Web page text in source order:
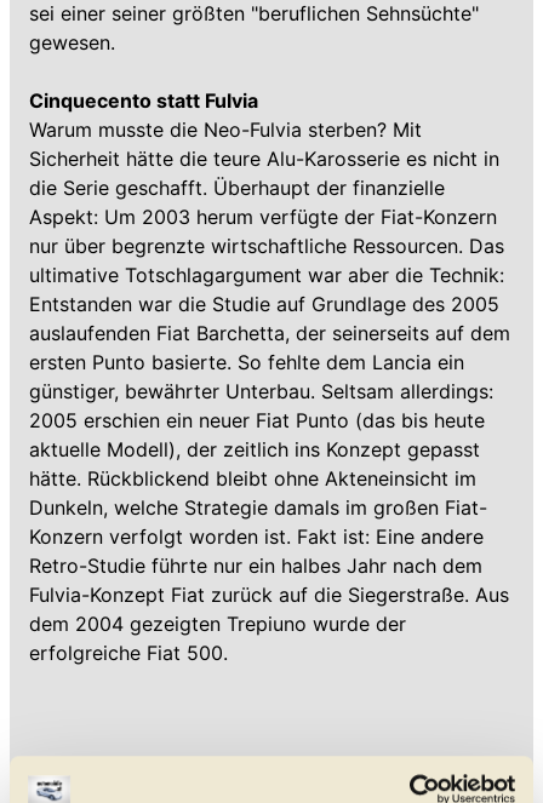
sei einer seiner größten "beruflichen Sehnsüchte"
gewesen.
Cinquecento statt Fulvia
Warum musste die Neo-Fulvia sterben? Mit
Sicherheit hätte die teure Alu-Karosserie es nicht in
die Serie geschafft. Überhaupt der finanzielle
Aspekt: Um 2003 herum verfügte der Fiat-Konzern
nur über begrenzte wirtschaftliche Ressourcen. Das
ultimative Totschlagargument war aber die Technik:
Entstanden war die Studie auf Grundlage des 2005
auslaufenden Fiat Barchetta, der seinerseits auf dem
ersten Punto basierte. So fehlte dem Lancia ein
günstiger, bewährter Unterbau. Seltsam allerdings:
2005 erschien ein neuer Fiat Punto (das bis heute
aktuelle Modell), der zeitlich ins Konzept gepasst
hätte. Rückblickend bleibt ohne Akteneinsicht im
Dunkeln, welche Strategie damals im großen Fiat-
Konzern verfolgt worden ist. Fakt ist: Eine andere
Retro-Studie führte nur ein halbes Jahr nach dem
Fulvia-Konzept Fiat zurück auf die Siegerstraße. Aus
dem 2004 gezeigten Trepiuno wurde der
erfolgreiche Fiat 500.
© Motor1.com